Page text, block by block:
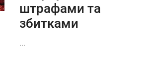
штрафами та
збитками
...